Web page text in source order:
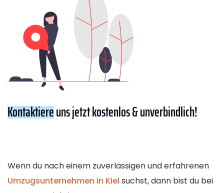
Kontaktiereuns jetzt kostenlos & unverbindlich!
Wenn du nach einem zuverlässigen und erfahrenen
Umzugsunternehmen in Kiel suchst, dann bist du bei